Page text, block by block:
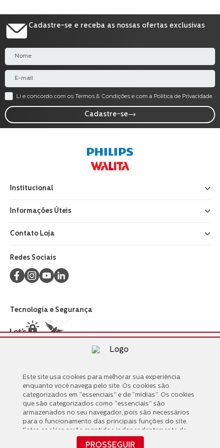
enquanto você navega pelo site. Os cookies são
categorizados em “essenciais” e de “mídias”. Os cookies
que são categorizados como “essenciais” são
armazenados no seu navegador, pois são necessários
para o funcionamento das principais funções do site.
Estes cookies serão mantidos independentemente de
“mídias” compartilhados com terceiros que nos ajudam
PROSSEGUIR
Cadastre-se e receba as nossas ofertas exclusivas
Li e concordo com os Termos & Condições e com a Política de Privacidade.
Cadastre-se
Institucional +
Informações Úteis +
Contato Loja +
Redes Sociais
Tecnologia e Segurança
Copyright © 2024www.walita.com.br
Este site usa cookies para melhorar sua experiência
enquanto você navega pelo site. Os cookies são
categorizados em “essenciais” e de “mídias”. Os cookies
que são categorizados como “essenciais” são
armazenados no seu navegador, pois são necessários
para o funcionamento das principais funções do site.
Estes cookies serão mantidos independentemente de
seu consentimento. Também usamos cookies de
PROSSEGUIR